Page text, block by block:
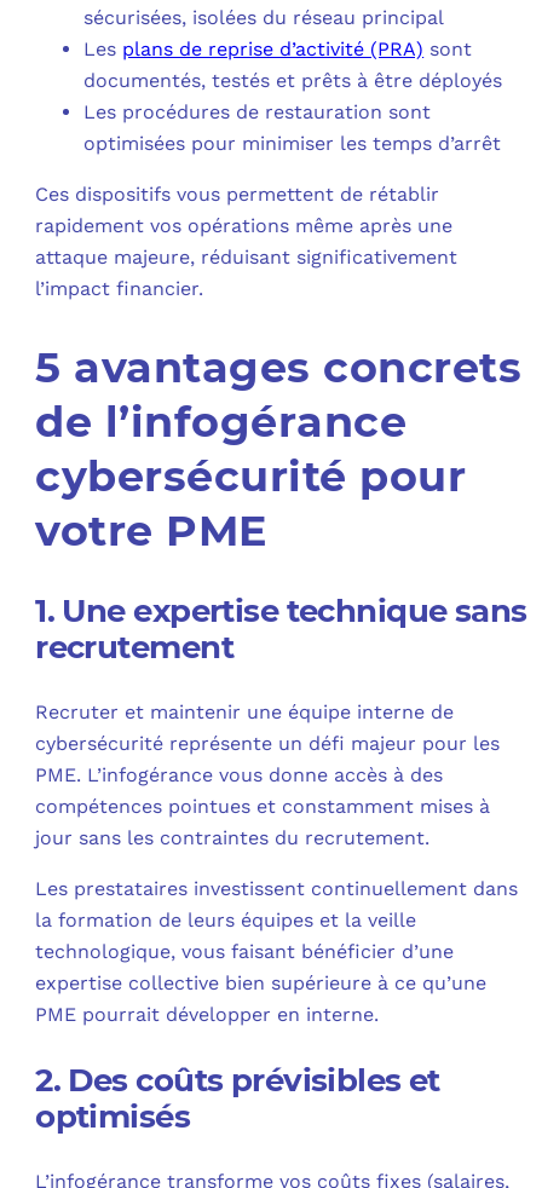
sécurisées, isolées du réseau principal
Les plans de reprise d’activité (PRA) sont
documentés, testés et prêts à être déployés
Les procédures de restauration sont
optimisées pour minimiser les temps d’arrêt
Ces dispositifs vous permettent de rétablir
rapidement vos opérations même après une
attaque majeure, réduisant significativement
l’impact financier.
5 avantages concrets
de l’infogérance
cybersécurité pour
votre PME
1. Une expertise technique sans
recrutement
Recruter et maintenir une équipe interne de
cybersécurité représente un défi majeur pour les
PME. L’infogérance vous donne accès à des
compétences pointues et constamment mises à
jour sans les contraintes du recrutement.
Les prestataires investissent continuellement dans
la formation de leurs équipes et la veille
technologique, vous faisant bénéficier d’une
expertise collective bien supérieure à ce qu’une
PME pourrait développer en interne.
2. Des coûts prévisibles et
optimisés
L’infogérance transforme vos coûts fixes (salaires,